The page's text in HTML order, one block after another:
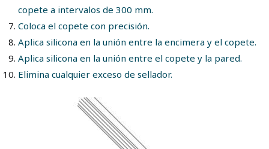
copete a intervalos de 300 mm.
Coloca el copete con precisión.
Aplica silicona en la unión entre la encimera y el copete.
Aplica silicona en la unión entre el copete y la pared.
Elimina cualquier exceso de sellador.